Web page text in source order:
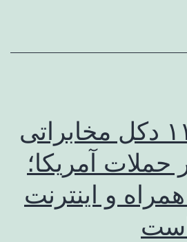
آسیب به ۱۱۶ دکل مخابراتی
حملات آمریکا؛
و اینترنت